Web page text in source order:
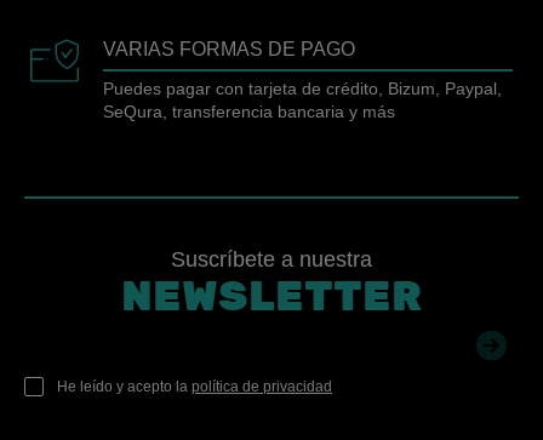
VARIAS FORMAS DE PAGO
Puedes pagar con tarjeta de crédito, Bizum, Paypal,
SeQura, transferencia bancaria y más
Suscríbete a nuestra
NEWSLETTER
He leído y acepto la política de privacidad